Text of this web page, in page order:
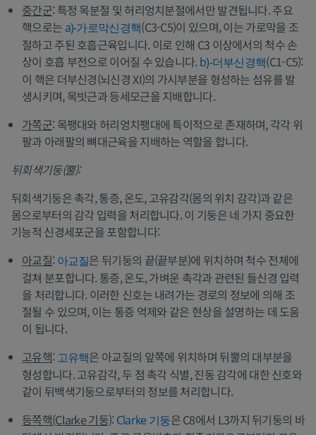
중간군: 특정 목분절 및 허리엉치분절에서만 발견됩니다. 주요
핵으로는a)-가로막신경핵(C3-C5)이 있으며, 이는 가로막을 조
절하고 주된 호흡근육입니다. 이로 인해 C3 이상에서의 척수 손
상이 호흡 부전으로 이어질 수 있습니다. b)-더부신경핵(C1-C5):
이 핵은 더부신경(뇌신경 XI)의 가시부분을 형성하는 섬유를 발
생시키며, 목빗근과 등세모근을 지배합니다.
가쪽군: 목팽대와 허리엉치팽대에 특이적으로 존재하며, 각각 위
팔과 아래팔의 뼈대근육을 지배하는 역할을 합니다.
뒤회색기둥(뿔):
뒤회색기둥은 촉각, 통증, 온도, 고유감각(몸의 위치 감각)과 같은
몸으로부터의 감각 입력을 처리합니다. 이 기둥은 네 가지 중요한
기능적 신경세포군을 포함합니다:
아교질: 아교질은 뒤기둥의 끝(끝부분)에 위치하며 척수 전체에
걸쳐 분포합니다. 통증, 온도, 가벼운 촉각과 관련된 들신경 입력
을 처리합니다. 이러한 신호는 내려가는 경로의 정보에 의해 조
절될 수 있으며, 이는 통증 억제와 같은 현상을 설명하는 데 도움
이 됩니다.
고유핵: 고유핵은 아교질의 앞쪽에 위치하며 뒤뿔의 대부분을
형성합니다. 고유감각, 두 점 촉각 식별, 진동 감각에 대한 신호와
같이 뒤백색기둥으로부터의 정보를 처리합니다.
등쪽핵(Clarke 기둥): Clarke 기둥은 C8에서 L3까지 뒤기둥의 바